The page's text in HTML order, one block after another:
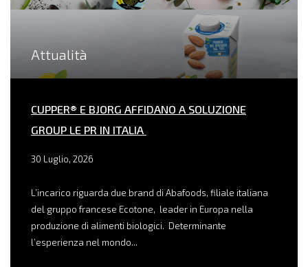
Attualità
CUPPER® E BJORG AFFIDANO A SOLUZIONE
GROUP LE PR IN ITALIA
30 Luglio, 2026
L’incarico riguarda due brand di Abafoods, filiale italiana
del gruppo francese Ecotone, leader in Europa nella
produzione di alimenti biologici. Determinante
l’esperienza nel mondo...